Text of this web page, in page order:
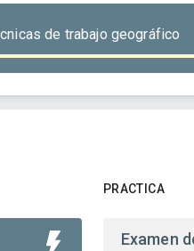
de trabajo geográfico
PRACTICA
Examen